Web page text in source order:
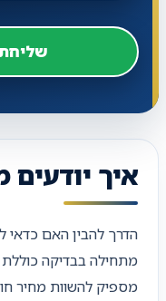
איך
הדרך להבין האם כדאי
מתחילה בבדיקה
מספיק להשוות מחיר